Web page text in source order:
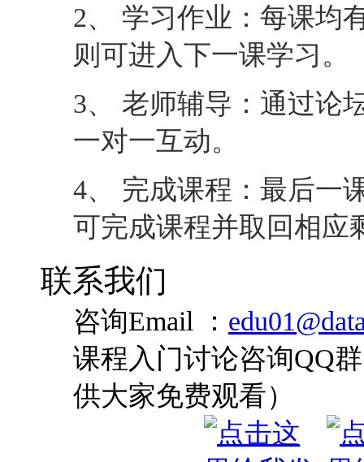
2、 学习作业：每课均
则可进入下一课学习。
3、 老师辅导：通过论
一对一互动。
4、 完成课程：最后一
可完成课程并取回相应
联系我们
咨询Email ：
课程入门讨论咨询QQ
供大家免费观看）